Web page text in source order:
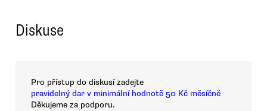
Diskuse
Pro přístup do diskusí zadejte
pravidelný dar v minimální hodnotě 50 Kč měsíčně
Děkujeme za podporu.